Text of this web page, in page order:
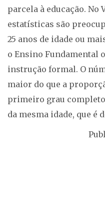
parcela à educação. No
estatísticas são
25 anos de idade ou
o Ensino Fundamental
instrução formal. O
maior do que a
primeiro grau
da mesma idade, que é